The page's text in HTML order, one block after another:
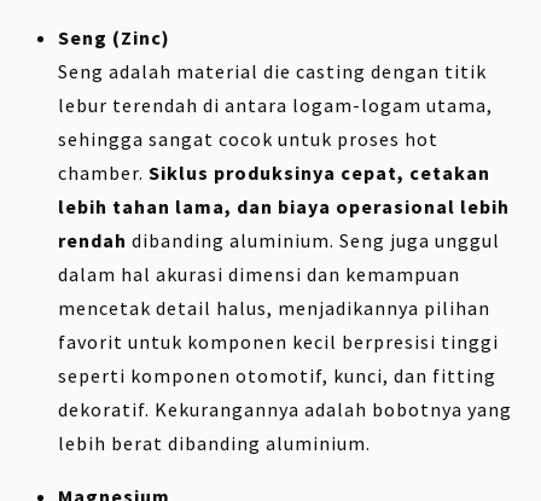
Seng (Zinc)
Seng adalah material die casting dengan titik
lebur terendah di antara logam-logam utama,
sehingga sangat cocok untuk proses hot
chamber. Siklus produksinya cepat, cetakan
lebih tahan lama, dan biaya operasional lebih
rendah dibanding aluminium. Seng juga unggul
dalam hal akurasi dimensi dan kemampuan
mencetak detail halus, menjadikannya pilihan
favorit untuk komponen kecil berpresisi tinggi
seperti komponen otomotif, kunci, dan fitting
dekoratif. Kekurangannya adalah bobotnya yang
lebih berat dibanding aluminium.